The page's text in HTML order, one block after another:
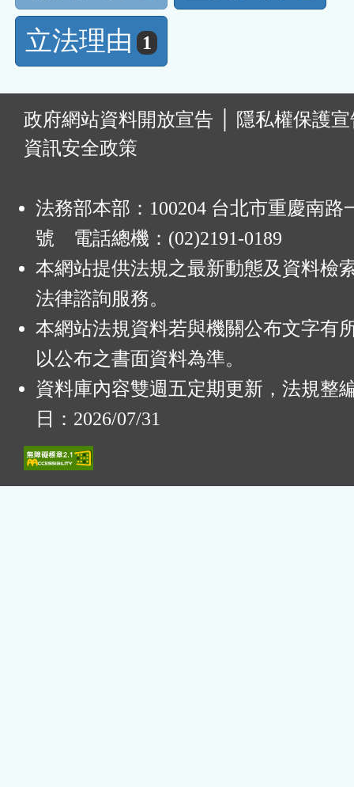
立法理由 1
政府網站資料開放宣告
隱私權保護
資訊安全政策
法務部本部：100204 台北市重慶南路
號 電話總機：(02)2191-0189
本網站提供法規之最新動態及資料檢
法律諮詢服務。
本網站法規資料若與機關公布文字有
以公布之書面資料為準。
資料庫內容雙週五定期更新，法規整
日：2026/07/31